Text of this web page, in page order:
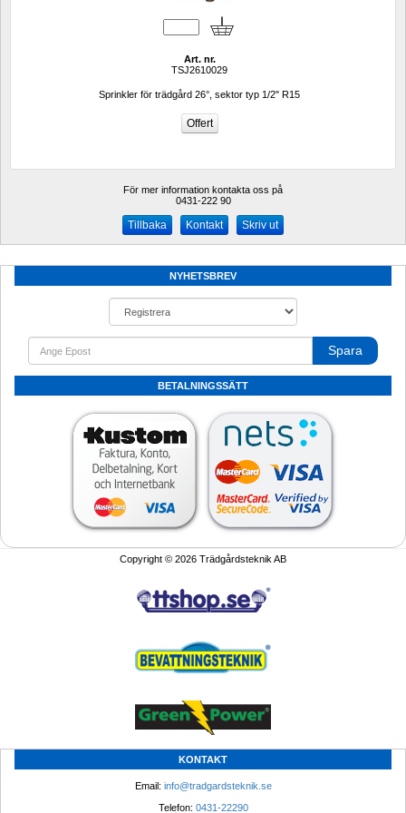
Art. nr.
TSJ2610029
Sprinkler för trädgård 26°, sektor typ 1/2" R15
För mer information kontakta oss på
0431-222 90
Kontakt Skriv ut
NYHETSBREV
Spara
BETALNINGSSÄTT
Copyright © 2026 Trädgårdsteknik AB
KONTAKT
Email: info@tradgardsteknik.se
Telefon: 0431-22290